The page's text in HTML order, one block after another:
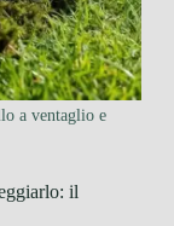
a ventaglio e
il